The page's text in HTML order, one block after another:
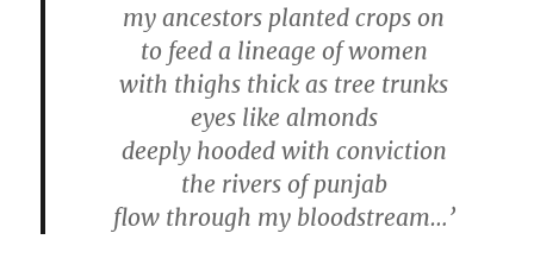
my ancestors planted crops on
to feed a lineage of women
with thighs thick as tree trunks
eyes like almonds
deeply hooded with conviction
the rivers of punjab
flow through my bloodstream…’